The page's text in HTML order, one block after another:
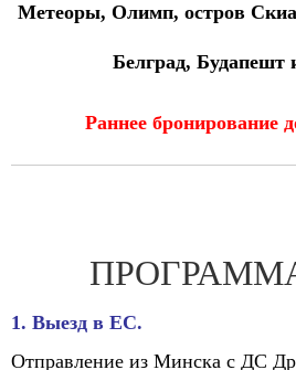
Метеоры, Олимп, остров
Белград, Будапешт
Раннее бронирование
1. Выезд в ЕС.
Отправление из Минска с ДС